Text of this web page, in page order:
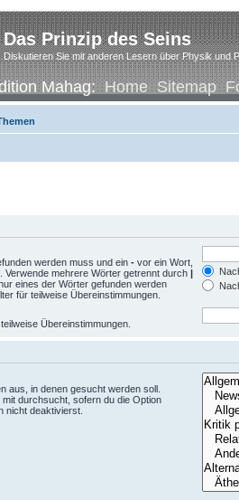
Das Prinzip des Seins
Diskutieren Sie mit anderen Lesern über Physik und
Mahag:Home Sitemap
werden muss und ein - vor ein Wort,
Verwende mehrere Wörter getrennt durch |
eines der Wörter gefunden werden
für teilweise Übereinstimmungen.
Übereinstimmungen.
aus, in denen gesucht werden soll.
durchsucht, sofern du die Option
nicht deaktivierst.